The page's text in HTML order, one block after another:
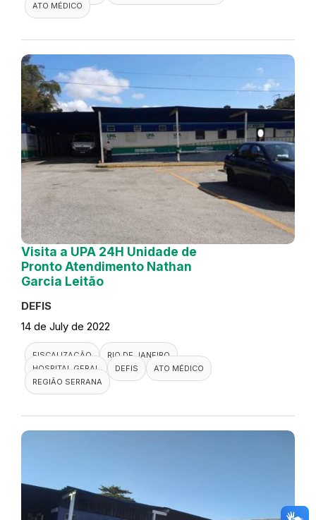
ATO MÉDICO
Visita a UPA 24H Unidade de
Pronto Atendimento Nathan
Garcia Leitão
DEFIS
14 de July de 2022
FISCALIZAÇÃO
RIO DE JANEIRO
HOSPITAL GERAL
DEFIS
ATO MÉDICO
REGIÃO SERRANA